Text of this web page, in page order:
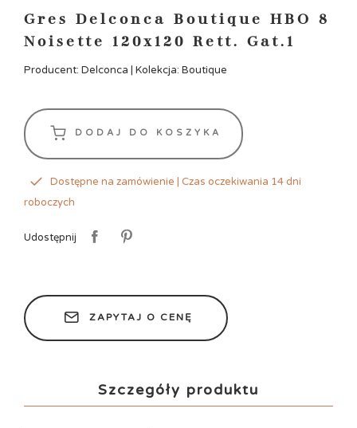
Gres Delconca Boutique HBO 8
Noisette 120x120 Rett. Gat.1
Producent: Delconca | Kolekcja: Boutique
DODAJ DO KOSZYKA
Dostępne na zamówienie | Czas oczekiwania 14 dni
roboczych
Udostępnij
ZAPYTAJ O CENĘ
Szczegóły produktu